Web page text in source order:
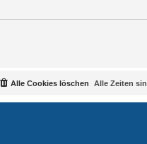
Alle Zeiten
Alle Cookies löschen